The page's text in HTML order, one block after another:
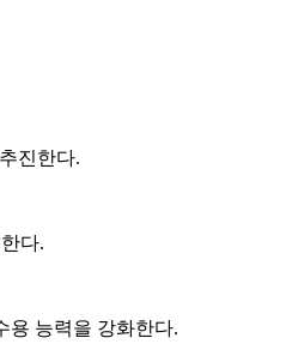
진한다.
다.
용 능력을 강화한다.